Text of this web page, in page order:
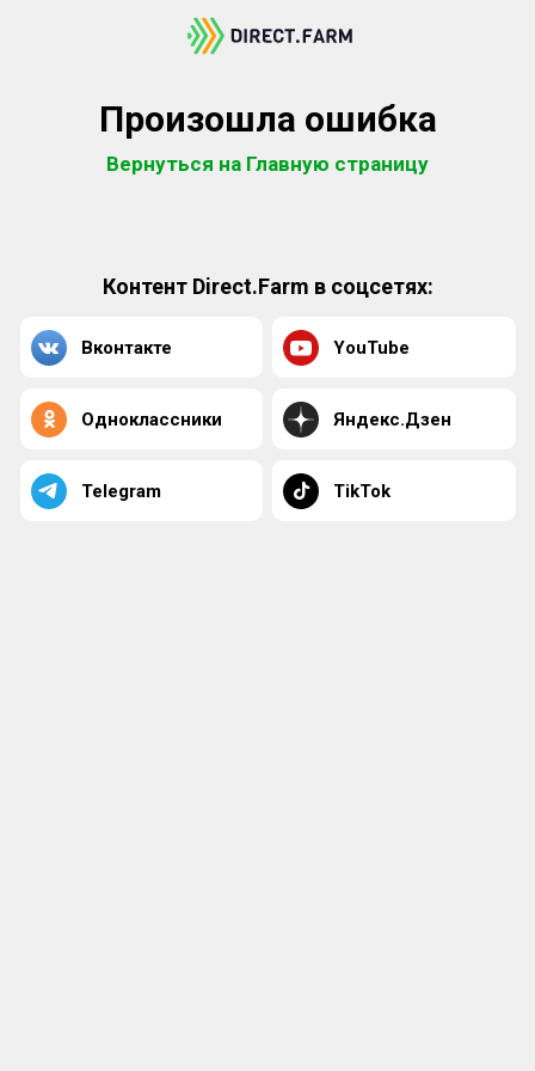
Произошла ошибка
Вернуться на Главную страницу
Контент Direct.Farm в соцсетях:
Вконтакте YouTube
Одноклассники Яндекс.Дзен
Telegram TikTok